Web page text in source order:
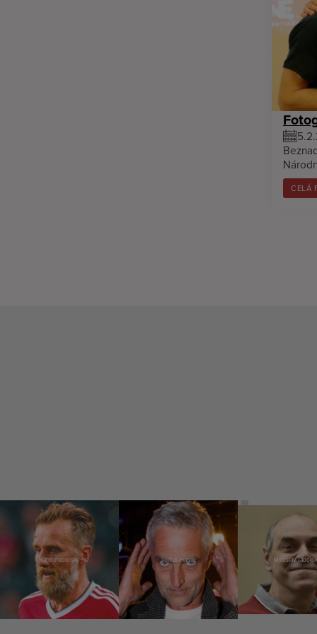
CELÁ
Karel Poborský Tomáš Hanák Miroslav